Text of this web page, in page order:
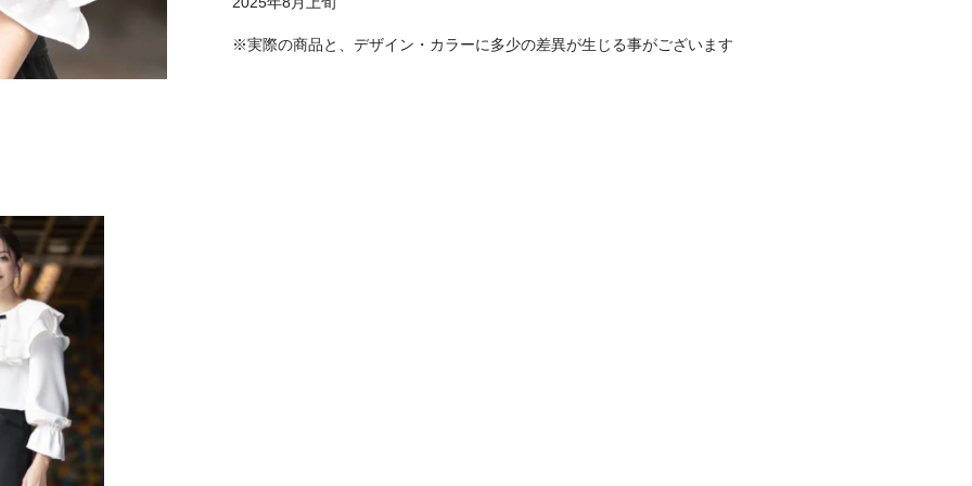
※実際の商品と、デザイン・カラーに多少の差異が生じる事がございます